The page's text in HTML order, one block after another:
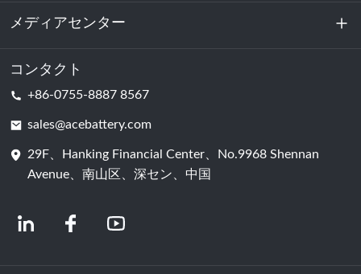
持続可能性
エネルギー貯蔵
データセンターおよびサーバー室
バッテリーセル
メディアセンター
ニュース
コンタクト
+86-0755-8887 8567
sales@acebattery.com
29F、Hanking Financial Center、No.9968 Shennan
Avenue、南山区、深セン、中国